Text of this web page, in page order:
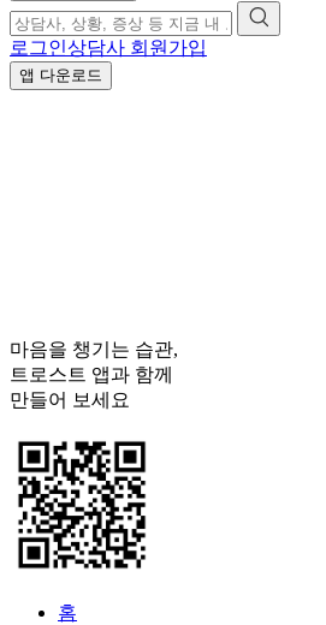
로그인상담사 회원가입
앱 다운로드
마음을 챙기는 습관,
트로스트 앱과 함께
만들어 보세요
홈